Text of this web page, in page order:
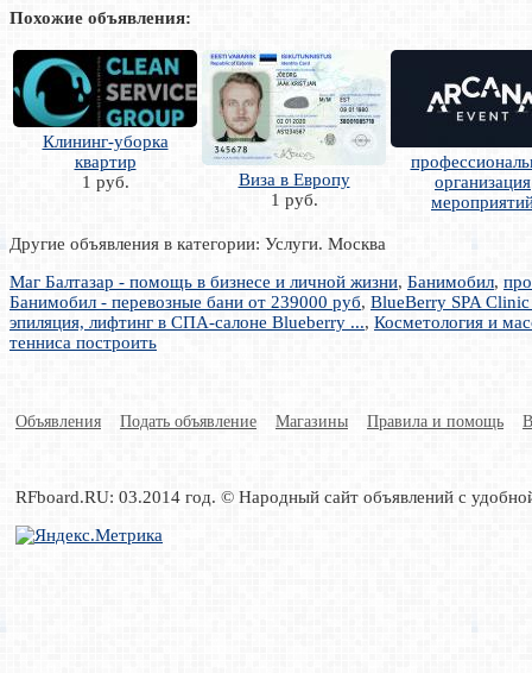
Похожие объявления:
Клининг-уборка
квартир
1 руб.
Виза в Европу
1 руб.
организация
Другие объявления в категории: Услуги. Москва
Мaг Балтазар - помощь в бизнесе и личной жизни, Банимобил,
Банимобил - перевозные бани от 239000 руб, BlueBerry SPA Clinic
эпиляция, лифтинг в СПА-салоне Blueberry ..., Косметология и
тенниса построить
Объявления Подать объявление Магазины Правила и помощь
RFboard.RU: 03.2014 год. © Народный сайт объявлений с